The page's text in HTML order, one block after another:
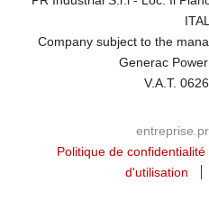
Company subject to the
Generac
V.A.T.
Politique de confidentialité
d'utilisation